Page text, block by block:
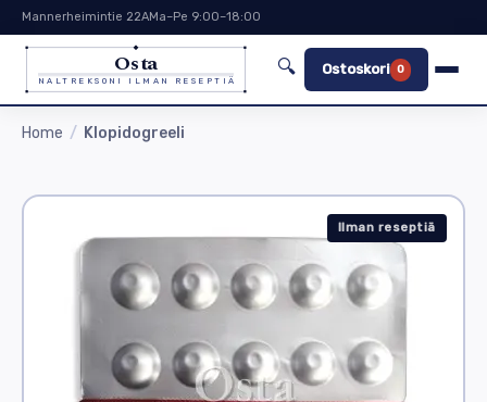
Mannerheimintie 22AMa–Pe 9:00–18:00
Osta
NALTREKSONI ILMAN RESEPTIÄ
🔍 Ostoskori 0
Home Klopidogreeli
Ilman reseptiä